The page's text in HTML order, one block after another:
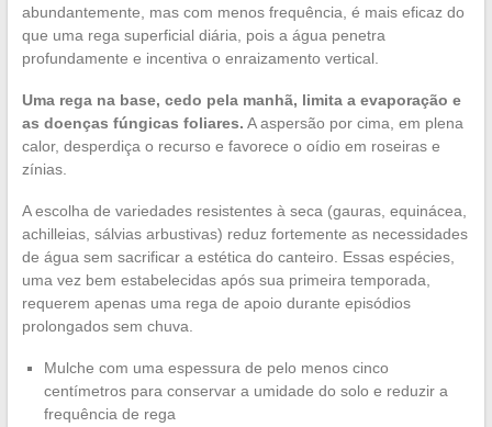
abundantemente, mas com menos frequência, é mais eficaz do
que uma rega superficial diária, pois a água penetra
profundamente e incentiva o enraizamento vertical.
Uma rega na base, cedo pela manhã, limita a evaporação e
as doenças fúngicas foliares. A aspersão por cima, em plena
calor, desperdiça o recurso e favorece o oídio em roseiras e
zínias.
A escolha de variedades resistentes à seca (gauras, equinácea,
achilleias, sálvias arbustivas) reduz fortemente as necessidades
de água sem sacrificar a estética do canteiro. Essas espécies,
uma vez bem estabelecidas após sua primeira temporada,
requerem apenas uma rega de apoio durante episódios
prolongados sem chuva.
Mulche com uma espessura de pelo menos cinco
centímetros para conservar a umidade do solo e reduzir a
frequência de rega